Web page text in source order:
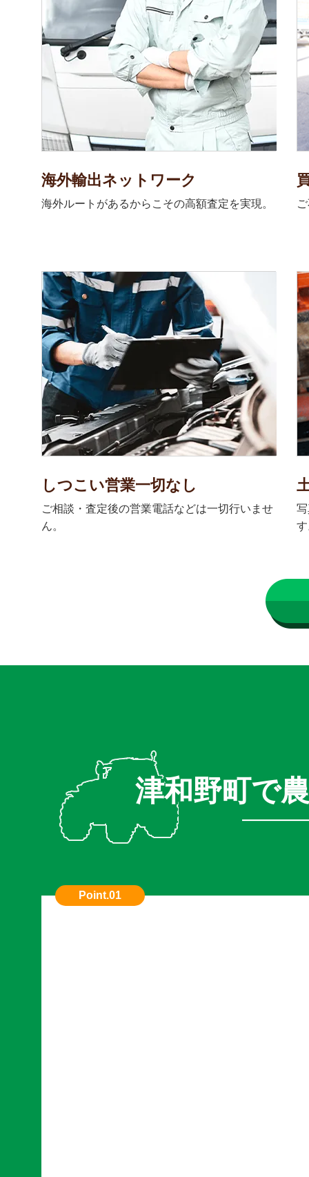
海外輸出ネットワーク
海外ルートがあるからこその高額査定を実現。
しつこい営業一切なし
ご相談・査定後の営業電話などは一切行いませ
ん。
津和野町で